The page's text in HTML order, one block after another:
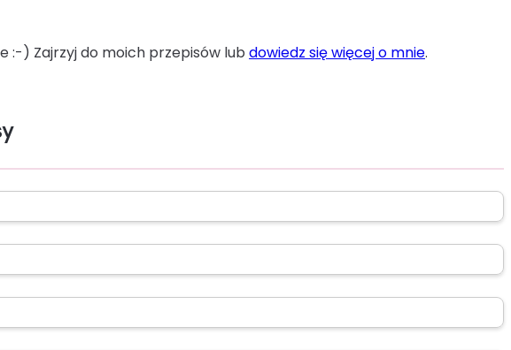
:-) Zajrzyj do moich przepisów lub dowiedz się więcej o mnie.